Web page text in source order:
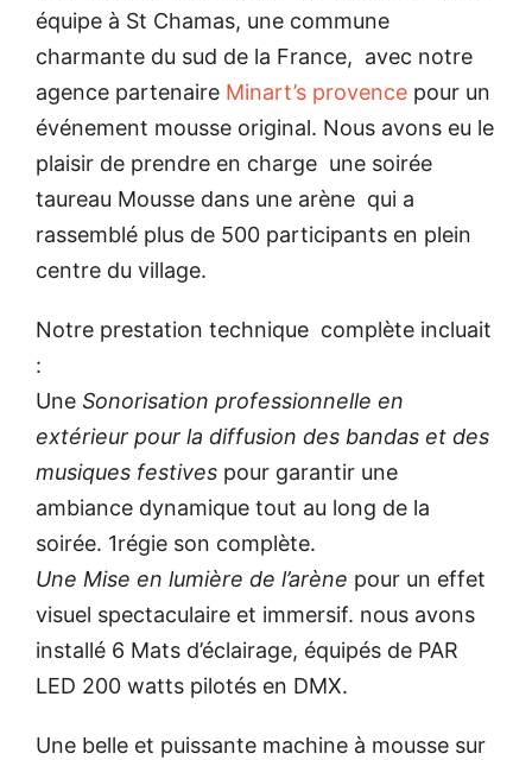
équipe à St Chamas, une commune
charmante du sud de la France, avec notre
agence partenaire Minart’s provencepour un
événement mousse original. Nous avons eu le
plaisir de prendre en charge une soirée
taureau Mousse dans une arène qui a
rassemblé plus de 500 participants en plein
centre du village.
Notre prestation technique complète incluait
:
Une Sonorisation professionnelle en
extérieur pour la diffusion des bandas et des
musiques festivespour garantir une
ambiance dynamique tout au long de la
soirée. 1régie son complète.
Une Mise en lumière de l’arène pour un effet
visuel spectaculaire et immersif. nous avons
installé 6 Mats d’éclairage, équipés de PAR
LED 200 watts pilotés en DMX.
Une belle et puissante machine à mousse sur